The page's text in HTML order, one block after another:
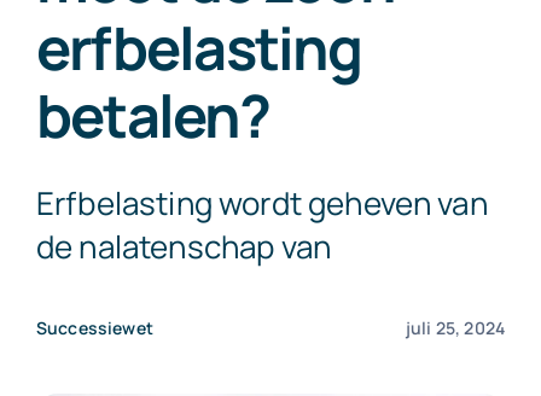
erfbelasting
betalen?
Erfbelasting wordt geheven van
de nalatenschap van
Successiewet juli 25, 2024